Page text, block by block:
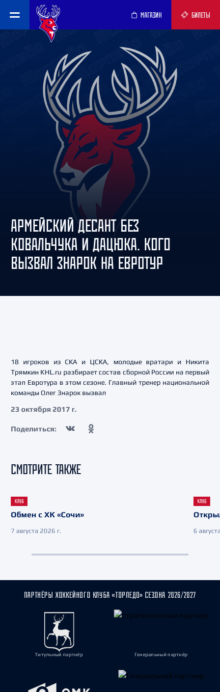
МАГАЗИН БИЛЕТЫ
АРМЕЙСКИЙ ДЕСАНТ БЕЗ
КОВАЛЬЧУКА И ДАЦЮКА. КОГО
ВЫЗВАЛ ЗНАРОК НА ЕВРОТУР
18 игроков из СКА и ЦСКА, молодые вратари и Никита
Трямкин KHL.ru разбирает состав сборной России на первый
этап Евротура в этом сезоне. Главный тренер национальной
команды Олег Знарок вызвал
23 октября 2017 г.
Поделиться:
СМОТРИТЕ ТАКЖЕ
КЛУБ
Обмен с ХК «Сочи»
7 августа 2026 г.
КЛУБ
6
ПАРТНЁРЫ ХОККЕЙНОГО КЛУБА «ТОРПЕДО» СЕЗОНА 2026/2027
Титульный партнёр Генеральный партнёр